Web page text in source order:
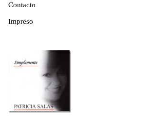
Contacto
Impreso